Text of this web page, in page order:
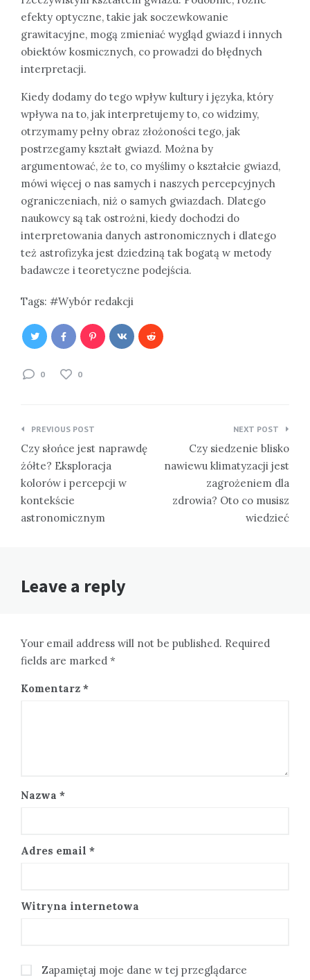
efekty optyczne, takie jak soczewkowanie
grawitacyjne, mogą zmieniać wygląd gwiazd i innych
obiektów kosmicznych, co prowadzi do błędnych
interpretacji.
Kiedy dodamy do tego wpływ kultury i języka, który
wpływa na to, jak interpretujemy to, co widzimy,
otrzymamy pełny obraz złożoności tego, jak
postrzegamy kształt gwiazd. Można by
argumentować, że to, co myślimy o kształcie gwiazd,
mówi więcej o nas samych i naszych percepcyjnych
ograniczeniach, niż o samych gwiazdach. Dlatego
naukowcy są tak ostrożni, kiedy dochodzi do
interpretowania danych astronomicznych i dlatego
też astrofizyka jest dziedziną tak bogatą w metody
badawcze i teoretyczne podejścia.
Tags: Wybór redakcji
0 0
Nawigacja
wpisu
PREVIOUS POST
Czy słońce jest naprawdę
żółte? Eksploracja
kolorów i percepcji w
kontekście
astronomicznym
NEXT POST
Czy siedzenie blisko
nawiewu klimatyzacji jest
zagrożeniem dla
zdrowia? Oto co musisz
wiedzieć
Leave a reply
Your email address will not be published. Required
fields are marked *
Komentarz *
Nazwa *
Adres email *
Witryna internetowa
Zapamiętaj moje dane w tej przeglądarce